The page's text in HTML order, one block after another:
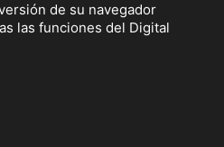
de su navegador
las funciones del Digital